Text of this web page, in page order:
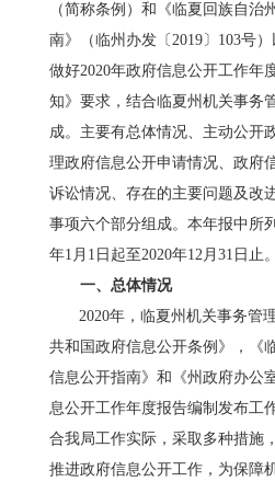
（简称条例 ） 和 《临夏回族自治
南》 （临州办发〔 2019 〕 103号）
做好2020年政府信息公开工作年
知》 要求，结合临夏州 机关事务
成。 主要有总体情况、主动公开
理政府信息公开申请情况、政府
诉讼情况、存在的主要问题及改
事项六个部分组成。 本年报中所
年1月1日起至2020年12月31日止。
一、 总体情况
2020年 ， 临夏州 机关事务管
共和国政府信息公开条例》，《
信息公开指南》和《州政府办公
息公开工作年度报告编制发布工
合我局工作实际 ，采取多种措施
推进政府信息公开工作，为保障